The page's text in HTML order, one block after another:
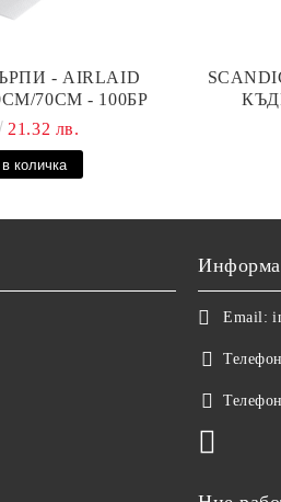
- AIRLAID
70СМ - 100БР
21.32 лв.
Email: